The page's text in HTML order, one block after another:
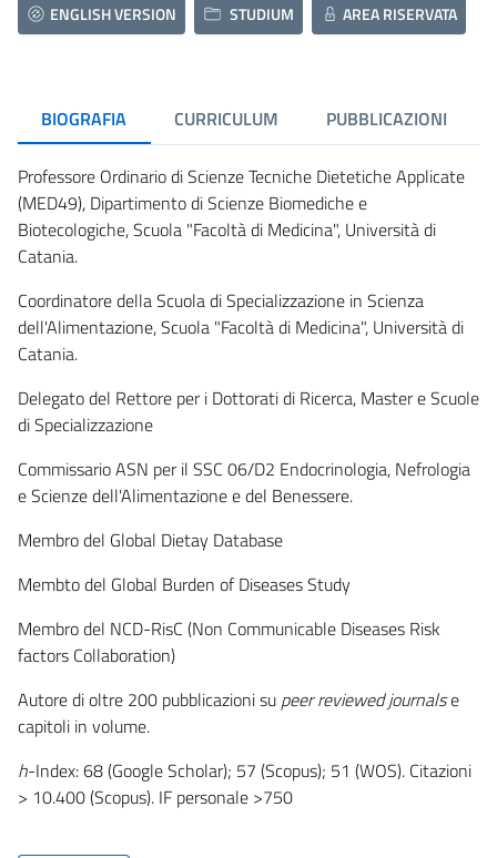
ENGLISH VERSION STUDIUM AREA RISERVATA
BIOGRAFIA CURRICULUM PUBBLICAZIONI
Professore Ordinario di Scienze Tecniche Dietetiche Applicate
(MED49), Dipartimento di Scienze Biomediche e
Biotecologiche, Scuola "Facoltà di Medicina", Università di
Catania.
Coordinatore della Scuola di Specializzazione in Scienza
dell'Alimentazione, Scuola "Facoltà di Medicina", Università di
Catania.
Delegato del Rettore per i Dottorati di Ricerca, Master e Scuole
di Specializzazione
Commissario ASN per il SSC 06/D2 Endocrinologia, Nefrologia
e Scienze dell'Alimentazione e del Benessere.
Membro del Global Dietay Database
Membto del Global Burden of Diseases Study
Membro del NCD-RisC (Non Communicable Diseases Risk
factors Collaboration)
Autore di oltre 200 pubblicazioni su peer reviewed journalse
capitoli in volume.
h-Index: 68 (Google Scholar); 57 (Scopus); 51 (WOS). Citazioni
> 10.400 (Scopus). IF personale >750